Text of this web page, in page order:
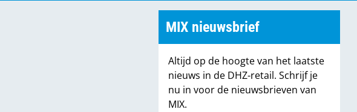
MIX nieuwsbrief
Altijd op de hoogte van het laatste
nieuws in de DHZ-retail. Schrijf je
nu in voor de nieuwsbrieven van
MIX.